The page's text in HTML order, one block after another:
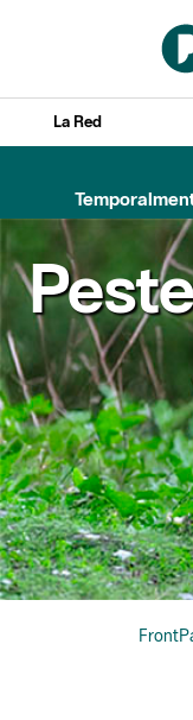
Saltar al contenido
La Red